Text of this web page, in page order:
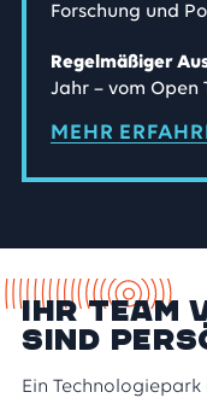
Forschung und
Regelmäßiger
Jahr – vom Open
MEHR
Ihr Team
sind
Ein